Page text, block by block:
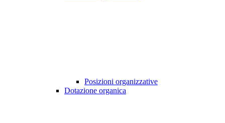
Posizioni organizzative
Dotazione organica